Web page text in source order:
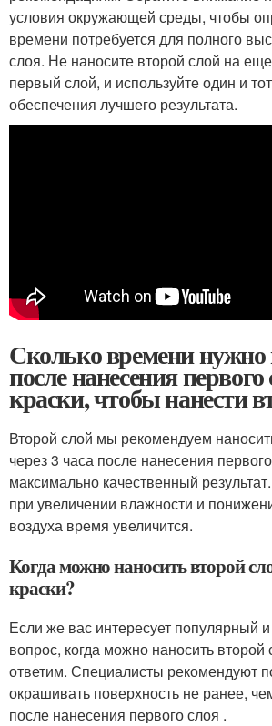
условия окружающей среды, чтобы
времени потребуется для полного
слоя. Не наносите второй слой на
первый слой, и используйте один и
обеспечения лучшего результата.
Сколько времени нужно
после нанесения первого
краски, чтобы нанести
Второй слой мы рекомендуем
через 3 часа после нанесения
максимально качественный
при увеличении влажности и
воздуха время увеличится.
Когда можно наносить второй
краски?
Если же вас интересует популярный
вопрос, когда можно наносить второй
ответим. Специалисты рекомендуют
окрашивать поверхность не ранее,
после нанесения первого слоя .